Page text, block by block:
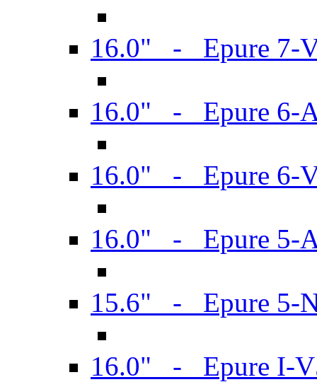
16.0" - Epure 7-
16.0" - Epure 6-
16.0" - Epure 6-
16.0" - Epure 5-
15.6" - Epure 5-
16.0" - Epure I-